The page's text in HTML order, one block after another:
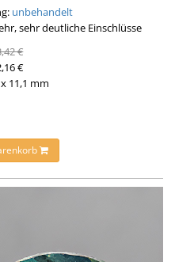
unbehandelt
sehr deutliche Einschlüsse
€
€
11,1 mm